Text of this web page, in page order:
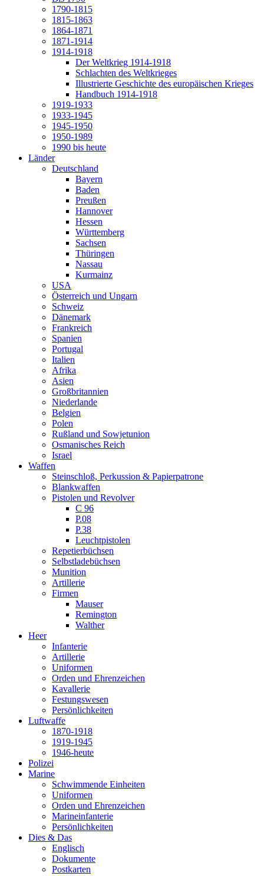
1790-1815
1815-1863
1864-1871
1871-1914
1914-1918
Der Weltkrieg 1914-1918
Schlachten des Weltkrieges
Illustrierte Geschichte des europäischen Krieges
Handbuch 1914-1918
1919-1933
1933-1945
1945-1950
1950-1989
1990 bis heute
Länder
Deutschland
Bayern
Baden
Preußen
Hannover
Hessen
Württemberg
Sachsen
Thüringen
Nassau
Kurmainz
USA
Österreich und Ungarn
Schweiz
Dänemark
Frankreich
Spanien
Portugal
Italien
Afrika
Asien
Großbritannien
Niederlande
Belgien
Polen
Rußland und Sowjetunion
Osmanisches Reich
Israel
Waffen
Steinschloß, Perkussion & Papierpatrone
Blankwaffen
Pistolen und Revolver
C 96
P.08
P.38
Leuchtpistolen
Repetierbüchsen
Selbstladebüchsen
Munition
Artillerie
Firmen
Mauser
Remington
Walther
Heer
Infanterie
Artillerie
Uniformen
Orden und Ehrenzeichen
Kavallerie
Festungswesen
Persönlichkeiten
Luftwaffe
1870-1918
1919-1945
1946-heute
Polizei
Marine
Schwimmende Einheiten
Uniformen
Orden und Ehrenzeichen
Marineinfanterie
Persönlichkeiten
Dies & Das
Englisch
Dokumente
Postkarten